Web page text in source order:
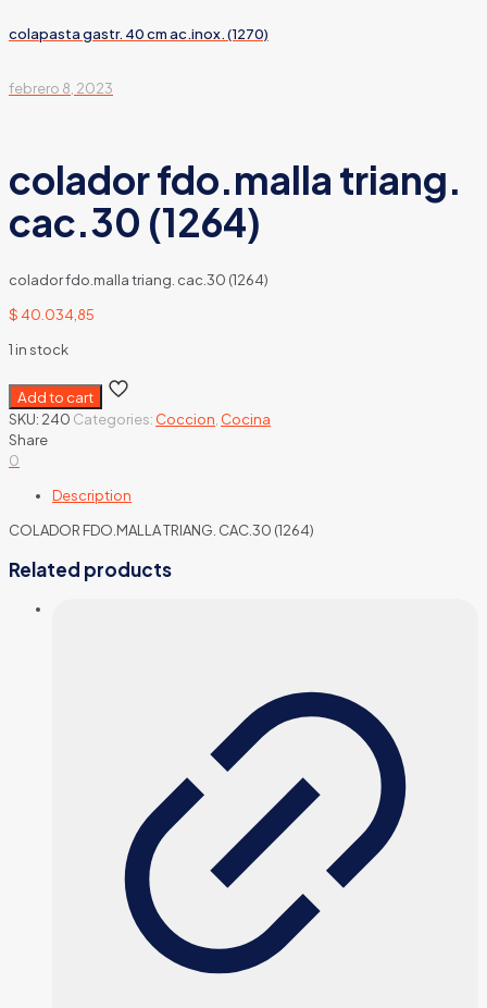
colapasta gastr. 40 cm ac.inox. (1270)
febrero 8, 2023
colador fdo.malla triang.
cac.30 (1264)
colador fdo.malla triang. cac.30 (1264)
$40.034,85
1 in stock
Add to cart
SKU: 240 Categories: Coccion Cocina
Share
0
Description
COLADOR FDO.MALLA TRIANG. CAC.30 (1264)
Related products